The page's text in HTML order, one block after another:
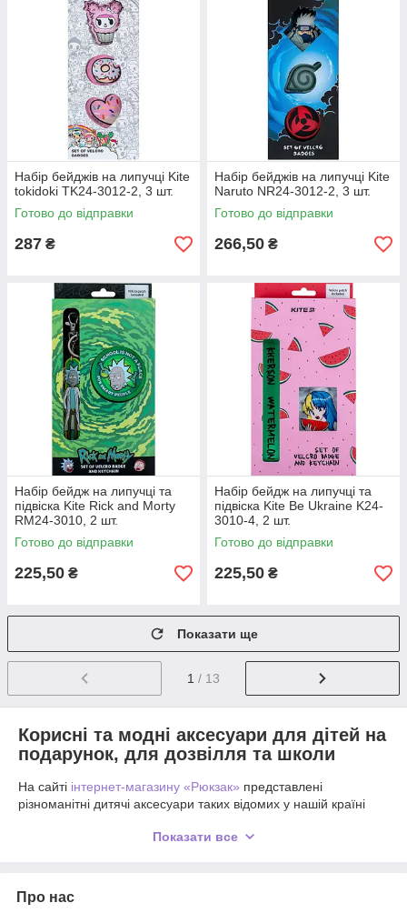
Набір бейджів на липучці Kite
tokidoki TK24-3012-2, 3 шт.
Готово до відправки
287 ₴
Набір бейджів на липучці Kite
Naruto NR24-3012-2, 3 шт.
Готово до відправки
266,50 ₴
Набір бейдж на липучці та
підвіска Kite Rick and Morty
RM24-3010, 2 шт.
Готово до відправки
225,50 ₴
Набір бейдж на липучці та
підвіска Kite Be Ukraine K24-
3010-4, 2 шт.
Готово до відправки
225,50 ₴
Показати ще
1 / 13
Корисні та модні аксесуари для дітей на
подарунок, для дозвілля та школи
На сайті інтернет-магазину «Рюкзак» представлені
різноманітні дитячі аксесуари таких відомих у нашій країні
магазині представлений широкий асортимент товарів для
можуть стати непоганим подарунком для дитини, вони
Показати все
Про нас